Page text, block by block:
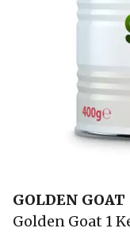
GOLDEN GOAT
Golden Goat 1